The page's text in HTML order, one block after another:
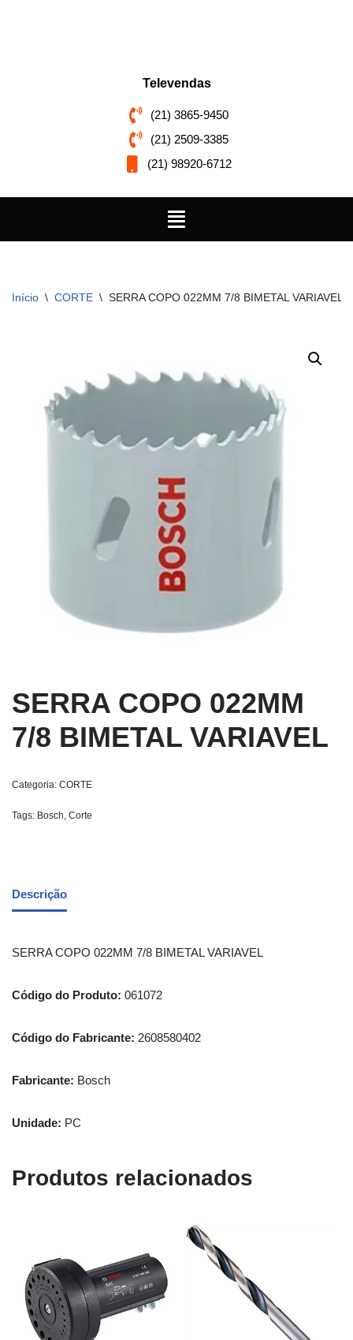
Televendas
(21) 3865-9450
(21) 2509-3385
(21) 98920-6712
Início \ CORTE \ SERRA COPO 022MM 7/8 BIMETAL VARIAVEL
SERRA COPO 022MM
7/8 BIMETAL VARIAVEL
Categoria: CORTE
Tags: Bosch, Corte
Descrição
SERRA COPO 022MM 7/8 BIMETAL VARIAVEL
Código do Produto: 061072
Código do Fabricante: 2608580402
Fabricante: Bosch
Unidade: PC
Produtos relacionados